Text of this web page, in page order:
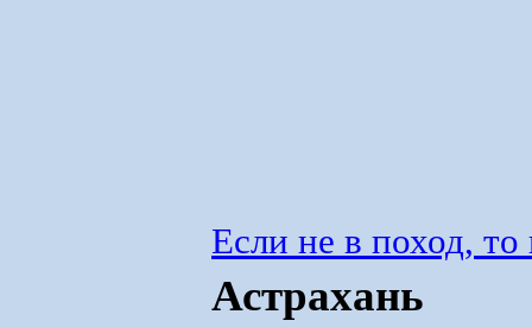
Если не в поход, то
Астрахань